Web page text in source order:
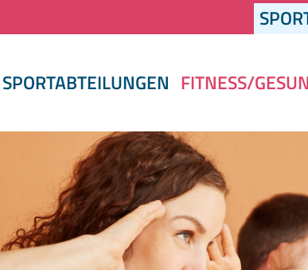
SPORTABTEILUNGEN FITNESS/